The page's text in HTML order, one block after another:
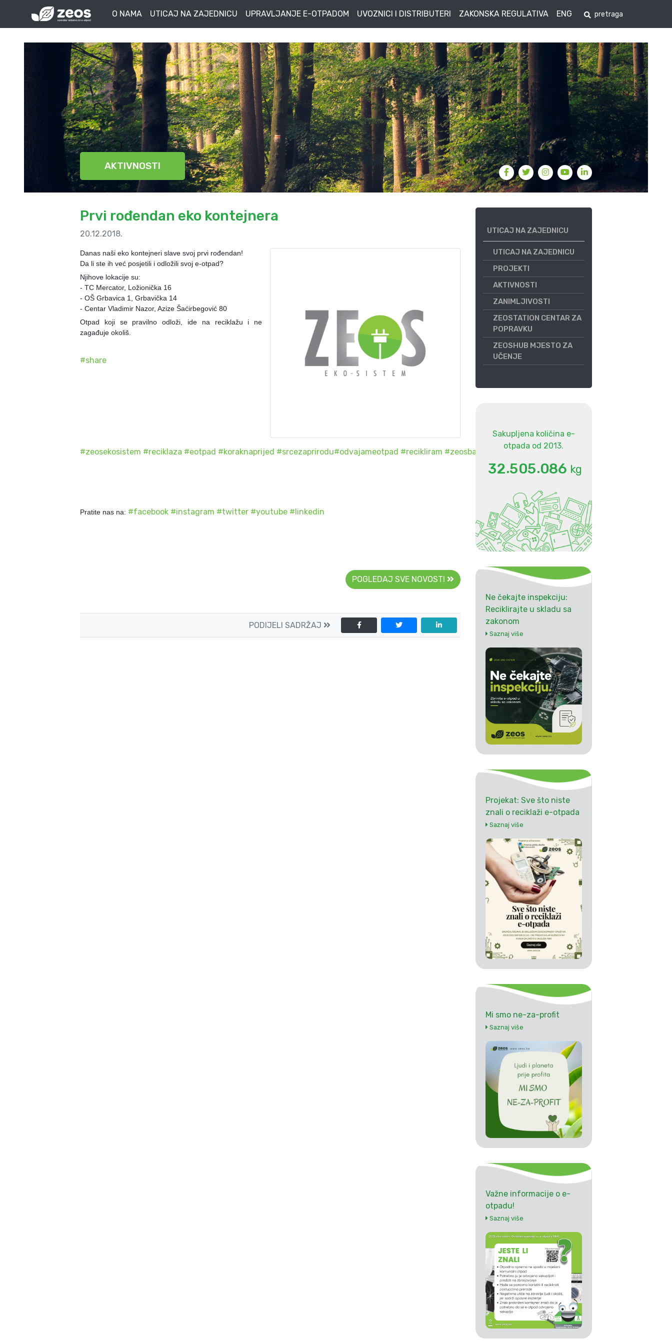
O NAMA UTICAJ NA ZAJEDNICU UPRAVLJANJE E-OTPADOM UVOZNICI I DISTRIBUTERI ZAKONSKA REGULATIVA ENG
AKTIVNOSTI
Prvi rođendan eko kontejnera
20.12.2018.
Danas naši eko kontejneri slave svoj prvi rođendan!
Da li ste ih već posjetili i odložili svoj e-otpad?
Njihove lokacije su:
- TC Mercator, Ložionička 16
- OŠ Grbavica 1, Grbavička 14
- Centar Vladimir Nazor, Azize Šaćirbegović 80
Otpad koji se pravilno odloži, ide na reciklažu i ne
zagađuje okoliš.
#share
#zeosekosistem #reciklaza #eotpad #koraknaprijed #srcezaprirodu#odvajameotpad #recikliram #zeosba reciklazajebuducnost
Pratite nas na: #facebook #instagram #twitter #youtube # linkedin
POGLEDAJ SVE NOVOSTI
PODIJELI SADRŽAJ
UTICAJ NA ZAJEDNICU
UTICAJ NA ZAJEDNICU
PROJEKTI
AKTIVNOSTI
ZANIMLJIVOSTI
ZEOSTATION CENTAR ZA
POPRAVKU
ZEOSHUB MJESTO ZA
UČENJE
Sakupljena količina e-
otpada od 2013.
32.505.086 kg
Ne čekajte inspekciju:
Reciklirajte u skladu sa
zakonom
Saznaj više
Projekat: Sve što niste
znali o reciklaži e-otpada
Saznaj više
Mi smo ne-za-profit
Saznaj više
Važne informacije o e-
otpadu!
Saznaj više